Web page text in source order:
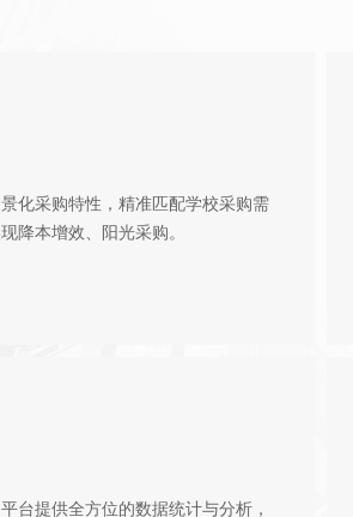
化采购特性，精准匹配学校采购需
降本增效、阳光采购。
台提供全方位的数据统计与分析，